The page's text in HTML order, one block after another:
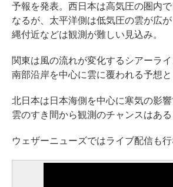
予報を発表。西日本は高気圧の圏内
なるが、太平洋側は低気圧の雲が広
縄付近などは観測が難しい見込み。
関東は風の流れが変化するシアーライ
南部沿岸を中心に雲に覆われる予想と
北日本は日本海側を中心に寒気の影響
雲のすき間から観測のチャンスはある
ウェザーニューズではライブ配信も行